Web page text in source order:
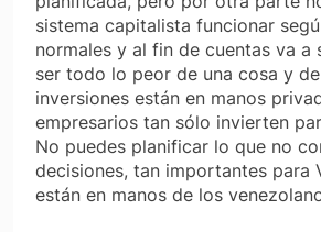
sistema capitalista funcionar
normales y al fin de cuentas va a
ser todo lo peor de una cosa y
inversiones están en manos
empresarios tan sólo invierten
No puedes planificar lo que no
decisiones, tan importantes para
están en manos de los